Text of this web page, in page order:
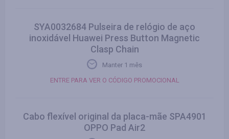
SYA0032684 Pulseira de relógio de aço
inoxidável Huawei Press Button Magnetic
Clasp Chain
Manter 1 mês
ENTRE PARA VER O CÓDIGO PROMOCIONAL
Cabo flexível original da placa-mãe SPA4901
OPPO Pad Air2